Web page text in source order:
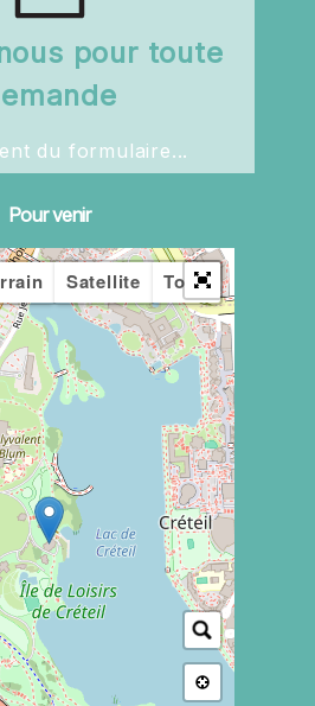
pour toute
du formulaire...
Pour venir
Satellite Topo